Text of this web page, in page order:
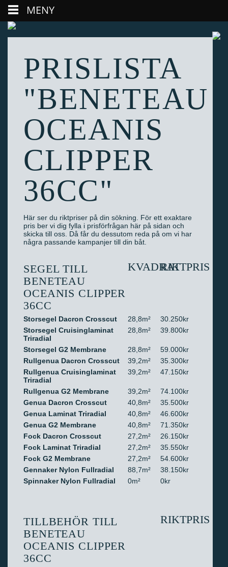
PRISLISTA
"BENETEAU
OCEANIS
CLIPPER
36CC"
Här ser du riktpriser på din sökning. För ett exaktare
pris ber vi dig fylla i prisförfrågan här på sidan och
skicka till oss. Då får du dessutom reda på om vi har
några passande kampanjer till din båt.
SEGEL TILL
BENETEAU
OCEANIS CLIPPER
36CC
KVADRATRIKTPRIS
Storsegel Dacron Crosscut 28,8m²
30.250kr
Storsegel Cruisinglaminat
Triradial
28,8m² 39.800kr
Storsegel G2 Membrane 28,8m²
59.000kr
Rullgenua Dacron Crosscut
39,2m²
35.300kr
Rullgenua Cruisinglaminat
Triradial
39,2m² 47.150kr
Rullgenua G2 Membrane 39,2m²
74.100kr
Genua Dacron Crosscut
40,8m²
35.500kr
Genua Laminat Triradial
40,8m²
46.600kr
Genua G2 Membrane
40,8m²
71.350kr
Fock Dacron Crosscut
27,2m²
26.150kr
Fock Laminat Triradial
27,2m²
35.550kr
Fock G2 Membrane
27,2m²
54.600kr
Gennaker Nylon Fullradial
88,7m²
38.150kr
Spinnaker Nylon Fullradial
0m² 0kr
TILLBEHÖR TILL
BENETEAU
OCEANIS CLIPPER
36CC
RIKTPRIS
MENY